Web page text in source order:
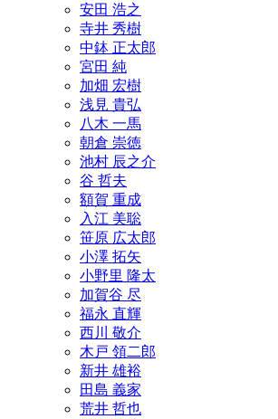
安田 浩之
寺井 秀樹
中鉢 正太郎
宮田 純
加畑 宏樹
浅見 貴弘
八木 一馬
朝倉 崇徳
池村 辰之介
谷 哲夫
額賀 重成
入江 美聡
笹原 広太郎
小澤 拓矢
小野里 隆太
加賀谷 尽
福永 直輝
西川 敬介
木戸 領二郎
新井 雄裕
田島 義家
荒井 哲也